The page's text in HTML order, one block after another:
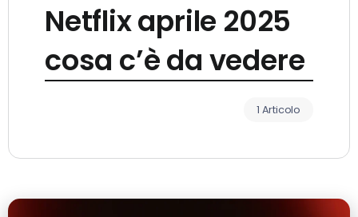
Netflix aprile 2025
cosa c’è da vedere
1 Articolo